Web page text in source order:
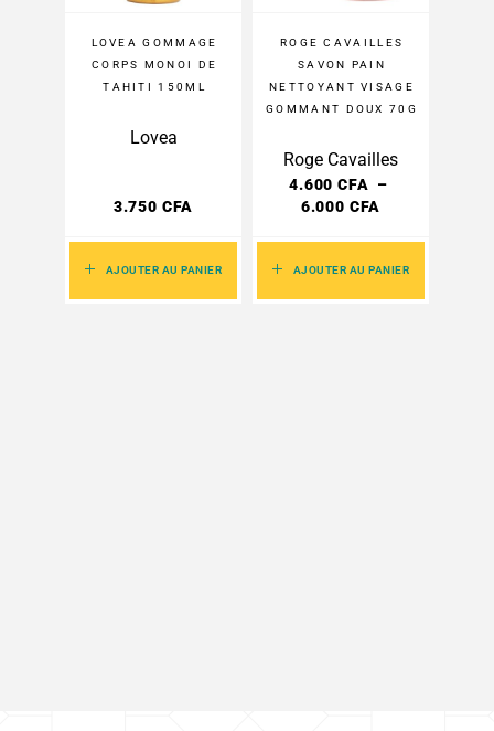
AJOUTER AU PANIER
LOVEA GOMMAGE
CORPS MONOI DE
TAHITI 150ML
Lovea
3.750 CFA
AJOUTER AU PANIER
ROGE CAVAILLES
SAVON PAIN
NETTOYANT VISAGE
GOMMANT DOUX 70G
Roge Cavailles
4.600CFA
–
6.000 CFA